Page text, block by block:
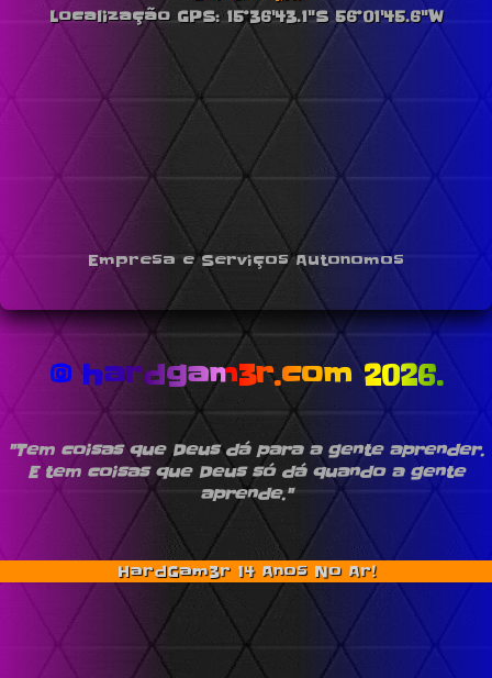
Localização GPS: 15°36'43.1"S 56°01'45.6"W
Empresa e Serviços Autonomos
© hardgam3r.com 2026.
"Tem coisas que Deus dá para a gente aprender.
E tem coisas que Deus só dá quando a gente
aprende."
HardGam3r 14 Anos No Ar!